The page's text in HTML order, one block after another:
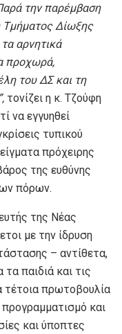
την παρέμβαση
Τμήματος Δίωξης
αρνητικά
προχωρά,
του ΔΣ και τη
τονίζει η κ. Τζούφη
να εγγυηθεί
τυπικού
πρόχειρης
της ευθύνης
πόρων.
της Νέας
με την ίδρυση
– αντίθετα,
τα παιδιά και τις
τέτοια πρωτοβουλία
και
και ύποπτες